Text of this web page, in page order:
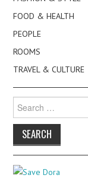
FOOD & HEALTH
PEOPLE
ROOMS
TRAVEL & CULTURE
for: